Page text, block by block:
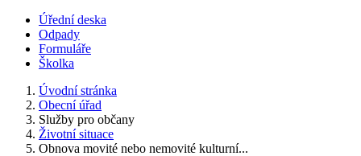
Úřední deska
Odpady
Formuláře
Školka
Úvodní stránka
Obecní úřad
Služby pro občany
Životní situace
Obnova movité nebo nemovité kulturní...